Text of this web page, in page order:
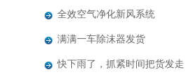
全效空气净化新风系统
满满一车除沫器发货
快下雨了，抓紧时间把货发走